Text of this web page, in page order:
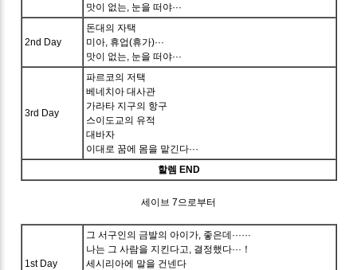
맛이 없는, 눈을 떠야···
2nd Day
돈대의 자택
미아, 휴업(휴가)···
맛이 없는, 눈을 떠야···
3rd Day
파르코의 저택
베네치아 대사관
가라타 지구의 항구
스이도교의 유적
대바자
이대로 꿈에 몸을 맡긴다···
할렘 END
세이브 7으로부터
1st Day
그 서구인의 금발의 아이가, 좋은데······
나는 그 사람을 지킨다고, 결정했다···！
세시리아에 말을 건넨다